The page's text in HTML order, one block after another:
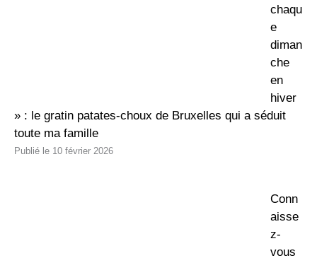
chaqu
e
diman
che
en
hiver
» : le gratin patates-choux de Bruxelles qui a séduit
toute ma famille
10 février 2026
Conn
aisse
z-
vous